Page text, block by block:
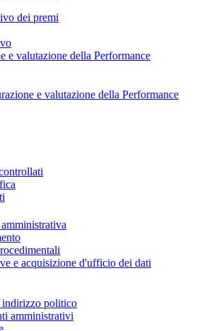
dei premi
e valutazione della Performance
e valutazione della Performance
e acquisizione d'ufficio dei dati
indirizzo politico
amministrativi